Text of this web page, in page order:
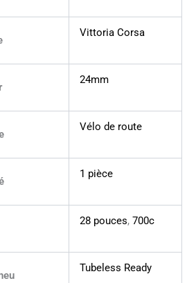
Vittoria Corsa
24mm
Vélo de route
1 pièce
28 pouces, 700c
Tubeless Ready